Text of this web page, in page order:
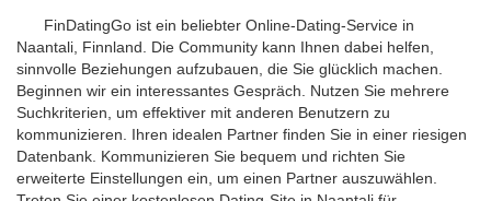
FinDatingGo ist ein beliebter Online-Dating-Service in
Naantali, Finnland. Die Community kann Ihnen dabei helfen,
sinnvolle Beziehungen aufzubauen, die Sie glücklich machen.
Beginnen wir ein interessantes Gespräch. Nutzen Sie mehrere
Suchkriterien, um effektiver mit anderen Benutzern zu
kommunizieren. Ihren idealen Partner finden Sie in einer riesigen
Datenbank. Kommunizieren Sie bequem und richten Sie
erweiterte Einstellungen ein, um einen Partner auszuwählen.